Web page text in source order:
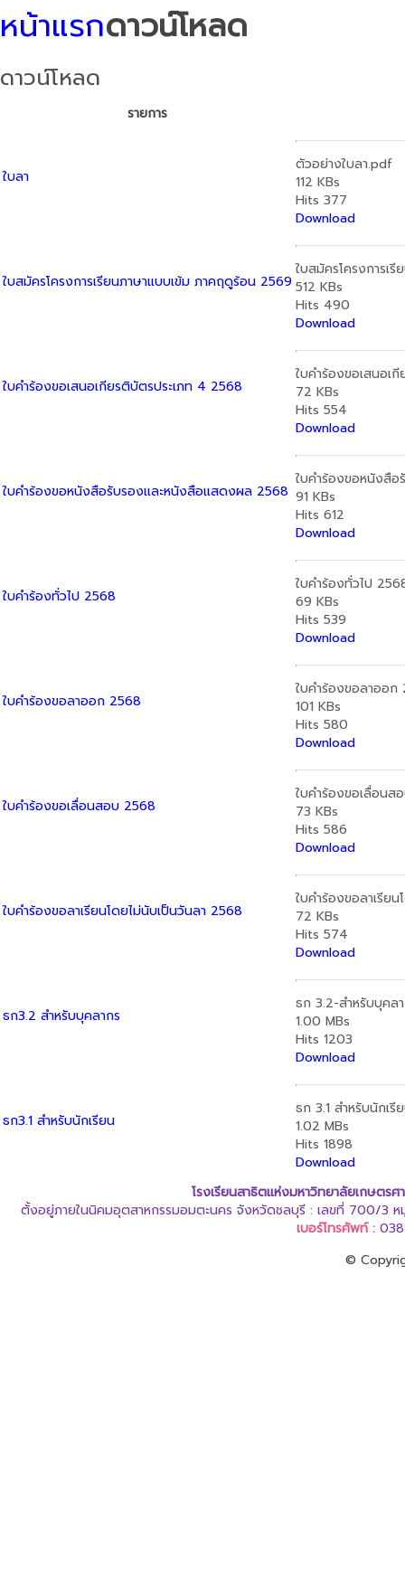
หน้าแรกดาวน์โหลด
ดาวน์โหลด
รายการ
ใบลา
ตัวอย่างใบลา.pdf
112 KBs
Hits 377
Download
ใบสมัครโครงการเรียนภาษาแบบเข้ม ภาคฤดูร้อน 2569
ใบสมัครโครงการเ
512 KBs
Hits 490
Download
ใบคำร้องขอเสนอเกียรติบัตรประเภท 4 2568
ใบคำร้องขอเสนอเ
72 KBs
Hits 554
Download
ใบคำร้องขอหนังสือรับรองและหนังสือแสดงผล 2568
ใบคำร้องขอหนังสื
91 KBs
Hits 612
Download
ใบคำร้องทั่วไป 2568
ใบคำร้องทั่วไป
69 KBs
Hits 539
Download
ใบคำร้องขอลาออก 2568
ใบคำร้องขอลาออ
101 KBs
Hits 580
Download
ใบคำร้องขอเลื่อนสอบ 2568
ใบคำร้องขอเลื่อน
73 KBs
Hits 586
Download
ใบคำร้องขอลาเรียนโดยไม่นับเป็นวันลา 2568
ใบคำร้องขอลาเรีย
72 KBs
Hits 574
Download
ธก3.2 สำหรับบุคลากร
ธก 3.2-สำหรับบุคล
1.00 MBs
Hits 1203
Download
ธก3.1 สำหรับนักเรียน
ธก 3.1 สำหรับนักเรี
1.02 MBs
Hits 1898
Download
โรงเรียนสาธิตแห่งมหาวิทยาลัยเกษตรศ
ตั้งอยู่ภายในนิคมอุตสาหกรรมอมตะนคร จังหวัดชลบุรี : เลขที่ 700/3
เบอร์โทรศัพท์ :
©